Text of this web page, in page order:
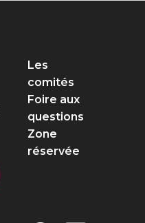
Les
comités
Foire aux
questions
Zone
réservée